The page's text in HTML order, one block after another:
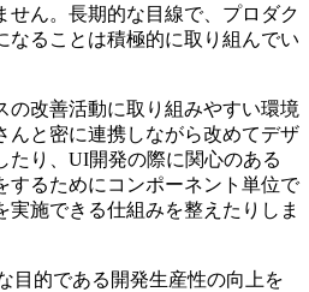
せん。長期的な目線で、プロダク
なることは積極的に取り組んでい
の改善活動に取り組みやすい環境
んと密に連携しながら改めてデザ
たり、UI開発の際に関心のある
するためにコンポーネント単位で
実施できる仕組みを整えたりしま
目的である開発生産性の向上を